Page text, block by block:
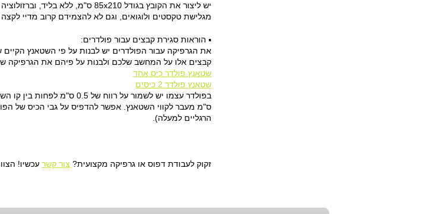
מגלישת טקסטים ולוגואים, וגם לא להצמידם קרוב מדיי
▪ הוראות סגירת קבצים עבור פולדרים:
קבצים אלו על המחשב שלכם ולבנות על פיהם את הגרפיקה
שטאנץ פולדר כיס אחד
שטאנץ פולדר 2 כיסים
בפולדר עצמו יש לשמור על
ס"מ מעבר לקווי השטאנץ. אפשר להדפיס על גבי הכיס של
הרגליים למעלה).
זקוק לעבודת דפוס או גרפיקה מקצועית? צור קשר עכשיו!